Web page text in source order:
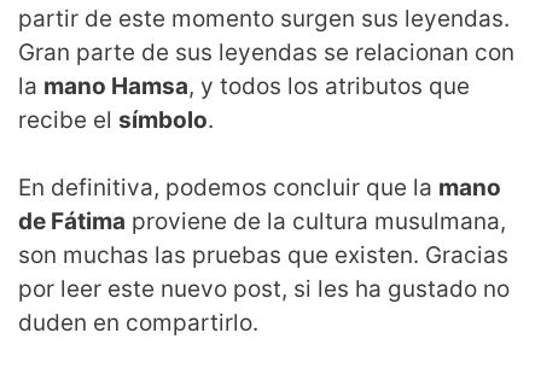
partir de este momento surgen sus leyendas.
Gran parte de sus leyendas se relacionan con
la mano Hamsa, y todos los atributos que
recibe el símbolo.
En definitiva, podemos concluir que la mano
de Fátima proviene de la cultura musulmana,
son muchas las pruebas que existen. Gracias
por leer este nuevo post, si les ha gustado no
duden en compartirlo.